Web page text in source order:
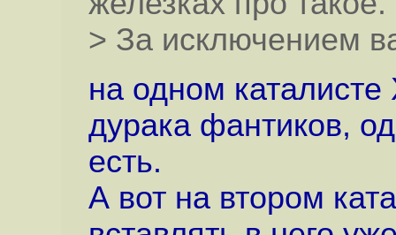
> За исключением
на одном
дурака фантиков,
есть.
А вот на втором